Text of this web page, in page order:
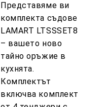
Представяме ви
комплекта съдове
LAMART LTSSSET8
– вашето ново
тайно оръжие в
кухнята.
Комплектът
включва комплект